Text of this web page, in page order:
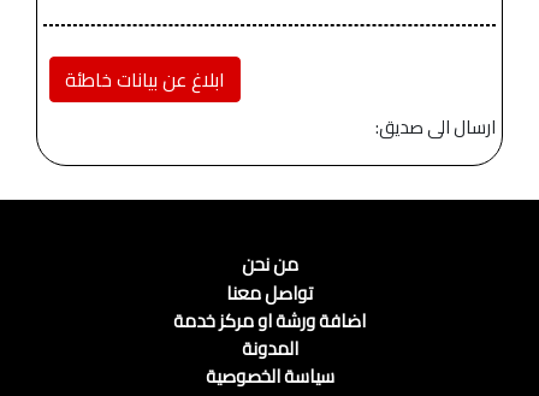
ابلاغ عن بيانات خاطئة
ارسال الى صديق:
من نحن
تواصل معنا
اضافة ورشة او مركز خدمة
المدونة
سياسة الخصوصية